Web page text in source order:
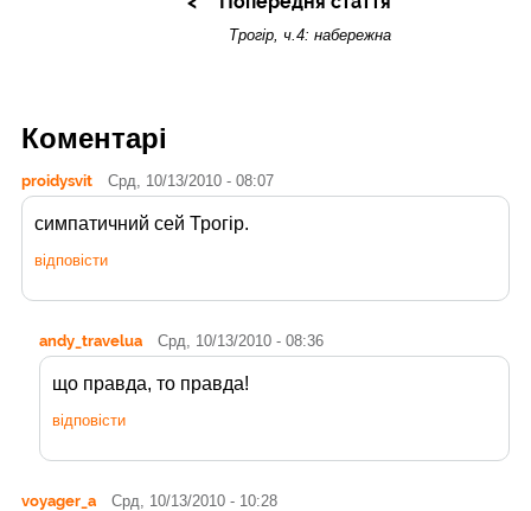
Трогір, ч.4: набережна
Коментарі
proidysvit Срд, 10/13/2010 - 08:07
симпатичний сей Трогір.
відповісти
andy_travelua Срд, 10/13/2010 - 08:36
що правда, то правда!
відповісти
voyager_a Срд, 10/13/2010 - 10:28